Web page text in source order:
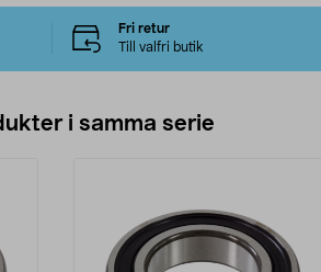
Fri retur
Till valfri butik
i samma serie